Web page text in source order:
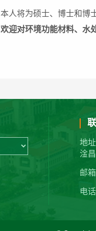
本人将为硕士、博士和博
欢迎对环境功能材料、水
地
淦
邮
电